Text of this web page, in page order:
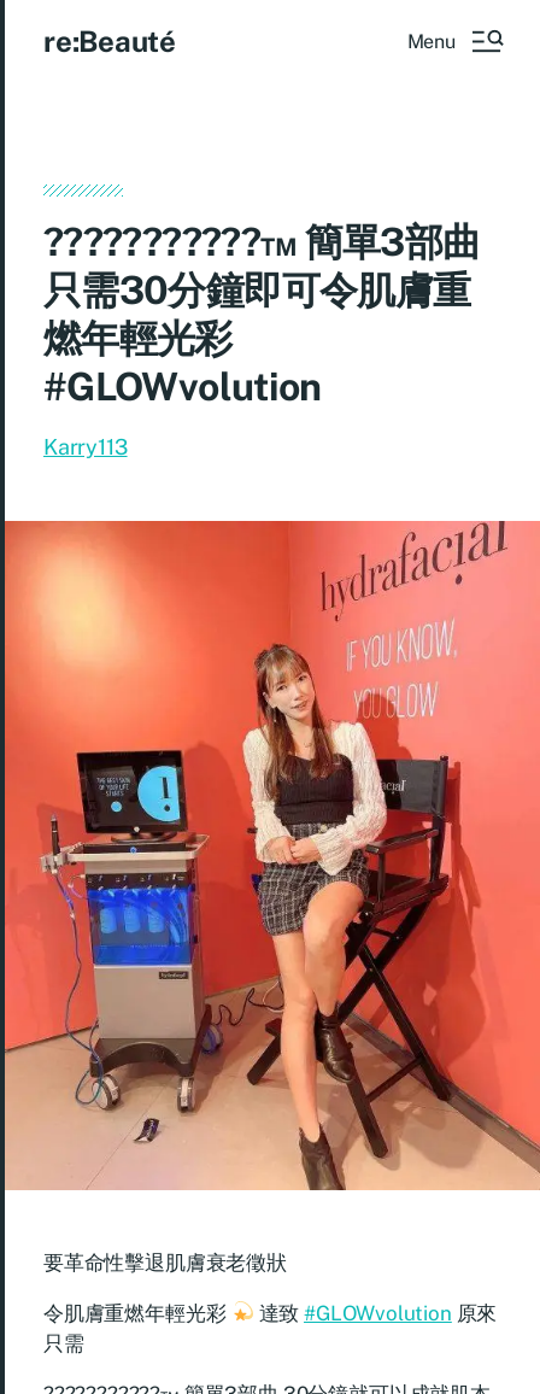
re:Beauté Menu
???????????™ 簡單3部曲
只需30分鐘即可令肌膚重
燃年輕光彩
#GLOWvolution
Karry113
要革命性擊退肌膚衰老徵狀
令肌膚重燃年輕光彩 達致#GLOWvolution 原來
只需